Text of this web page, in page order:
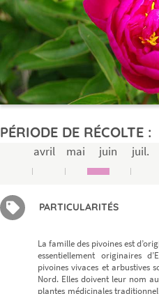
PÉRIODE DE RÉCOLTE :
avril mai juin juil.
PARTICULARITÉS
La famille des pivoines est
essentiellement originaires
pivoines vivaces et arbustives
Nord. Elles doivent leur nom
plantes médicinales